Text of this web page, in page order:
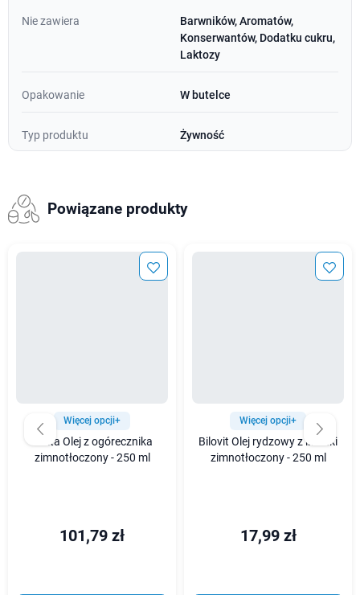
Nie zawiera
Barwników, Aromatów,
Konserwantów, Dodatku cukru,
Laktozy
Opakowanie W butelce
Typ produktu Żywność
Powiązane produkty
Więcej opcji+
Olvita Olej z ogórecznika
zimnotłoczony - 250 ml
101,79 zł
Więcej opcji+
Bilovit Olej rydzowy z lnianki
zimnotłoczony - 250 ml
17,99 zł